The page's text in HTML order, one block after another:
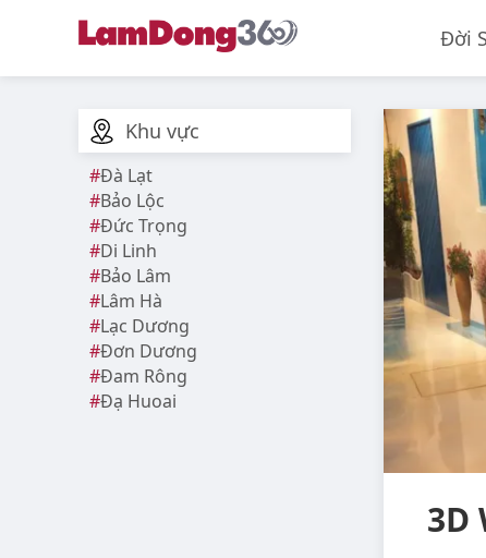
Đời
Khu vực
Đà Lạt
Bảo Lộc
Đức Trọng
Di Linh
Bảo Lâm
Lâm Hà
Lạc Dương
Đơn Dương
Đam Rông
Đạ Huoai
3D